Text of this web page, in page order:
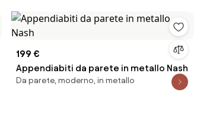
199 €
Appendiabiti da parete in metallo Nash
Da parete, moderno, in metallo